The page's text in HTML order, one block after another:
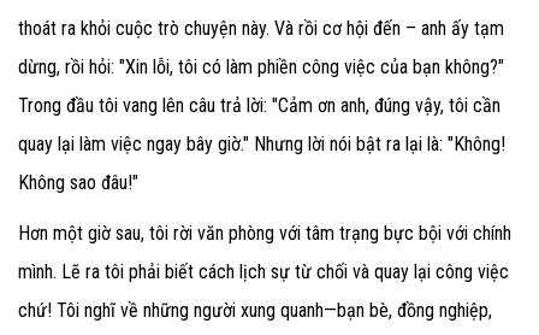
thoát ra khỏi cuộc trò chuyện này. Và rồi cơ hội đến – anh ấy tạm
dừng, rồi hỏi: "Xin lỗi, tôi có làm phiền công việc của bạn không?"
Trong đầu tôi vang lên câu trả lời: "Cảm ơn anh, đúng vậy, tôi cần
quay lại làm việc ngay bây giờ." Nhưng lời nói bật ra lại là: "Không!
Không sao đâu!"
Hơn một giờ sau, tôi rời văn phòng với tâm trạng bực bội với chính
mình. Lẽ ra tôi phải biết cách lịch sự từ chối và quay lại công việc
chứ! Tôi nghĩ về những người xung quanh—bạn bè, đồng nghiệp,